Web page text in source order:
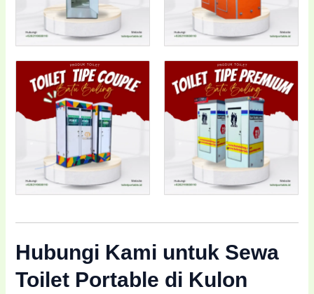
Hubungi Kami untuk Sewa
Toilet Portable di Kulon